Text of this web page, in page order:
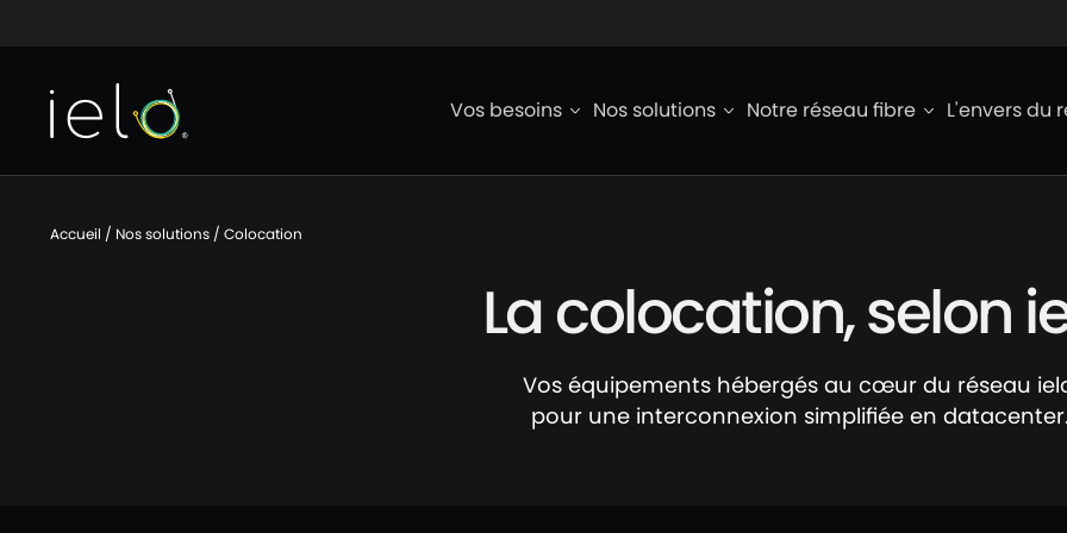
Vos besoins Nos solutions Notre réseau fibre L'envers du
Accueil / Nos solutions / Colocation
La colocation, selon
Vos équipements hébergés au cœur du réseau
pour une interconnexion simplifiée en datacenter.